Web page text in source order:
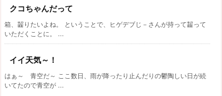
クコちゃんだって
箱、齧りたいよね。 ということで、ヒゲデブじ－さんが持って齧って
いただくことに。 ...
イイ天気～！
はぁ～ 青空だ～ ここ数日、雨が降ったり止んだりの鬱陶しい日が続
いてたので青空が ...